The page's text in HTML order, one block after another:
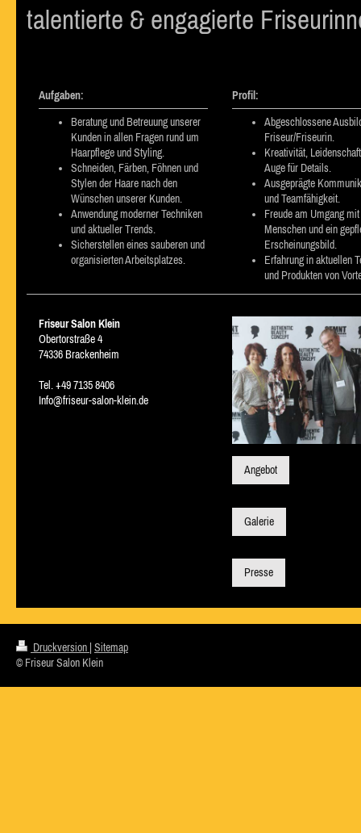
talentierte & engagierte
Aufgaben:
Beratung und Betreuung unserer
Kunden in allen Fragen rund um
Haarpflege und Styling.
Schneiden, Färben, Föhnen und
Stylen der Haare nach den
Wünschen unserer Kunden.
Anwendung moderner Techniken
und aktueller Trends.
Sicherstellen eines sauberen und
organisierten Arbeitsplatzes.
Profil:
Abgeschlossene
Friseur/Friseurin.
Kreativität,
Auge für Details.
Ausgeprägte
und Teamfähigkeit.
Freude am Umgang mit
Menschen und ein
Erscheinungsbild.
Erfahrung in aktuellen
und Produkten von
Friseur Salon Klein
Obertorstraße 4
74336 Brackenheim
Tel. +49 7135 8406
Info@friseur-salon-klein.de
Angebot
Galerie
Presse
Druckversion Sitemap
© Friseur Salon Klein